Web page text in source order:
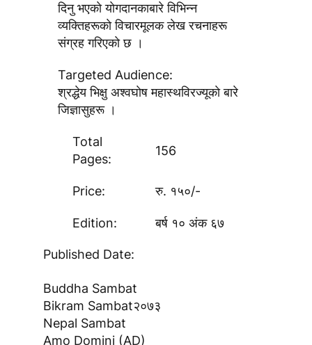
दिनु भएकाे याेगदानकाबारे विभिन्न
व्यक्तिहरूकाे विचारमूलक लेख रचनाहरू
संग्रह गरिएकाे छ ।
Targeted Audience:
श्रद्धेय भिक्षु अश्वघाेष महास्थविरज्यूकाे बारे
जिज्ञासुहरू ।
Total
Pages:
156
Price: रु. १५०/-
Edition: बर्ष १० अंक ६७
Published Date:
Buddha Sambat
Bikram Sambat२०७३
Nepal Sambat
Amo Domini (AD)